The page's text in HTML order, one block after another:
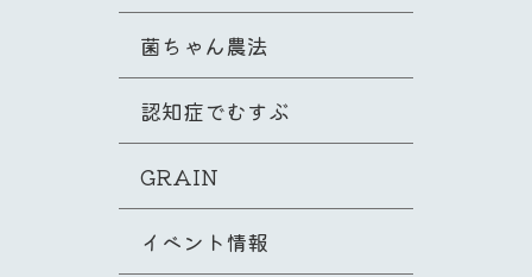
菌ちゃん農法
認知症でむすぶ
GRAIN
イベント情報